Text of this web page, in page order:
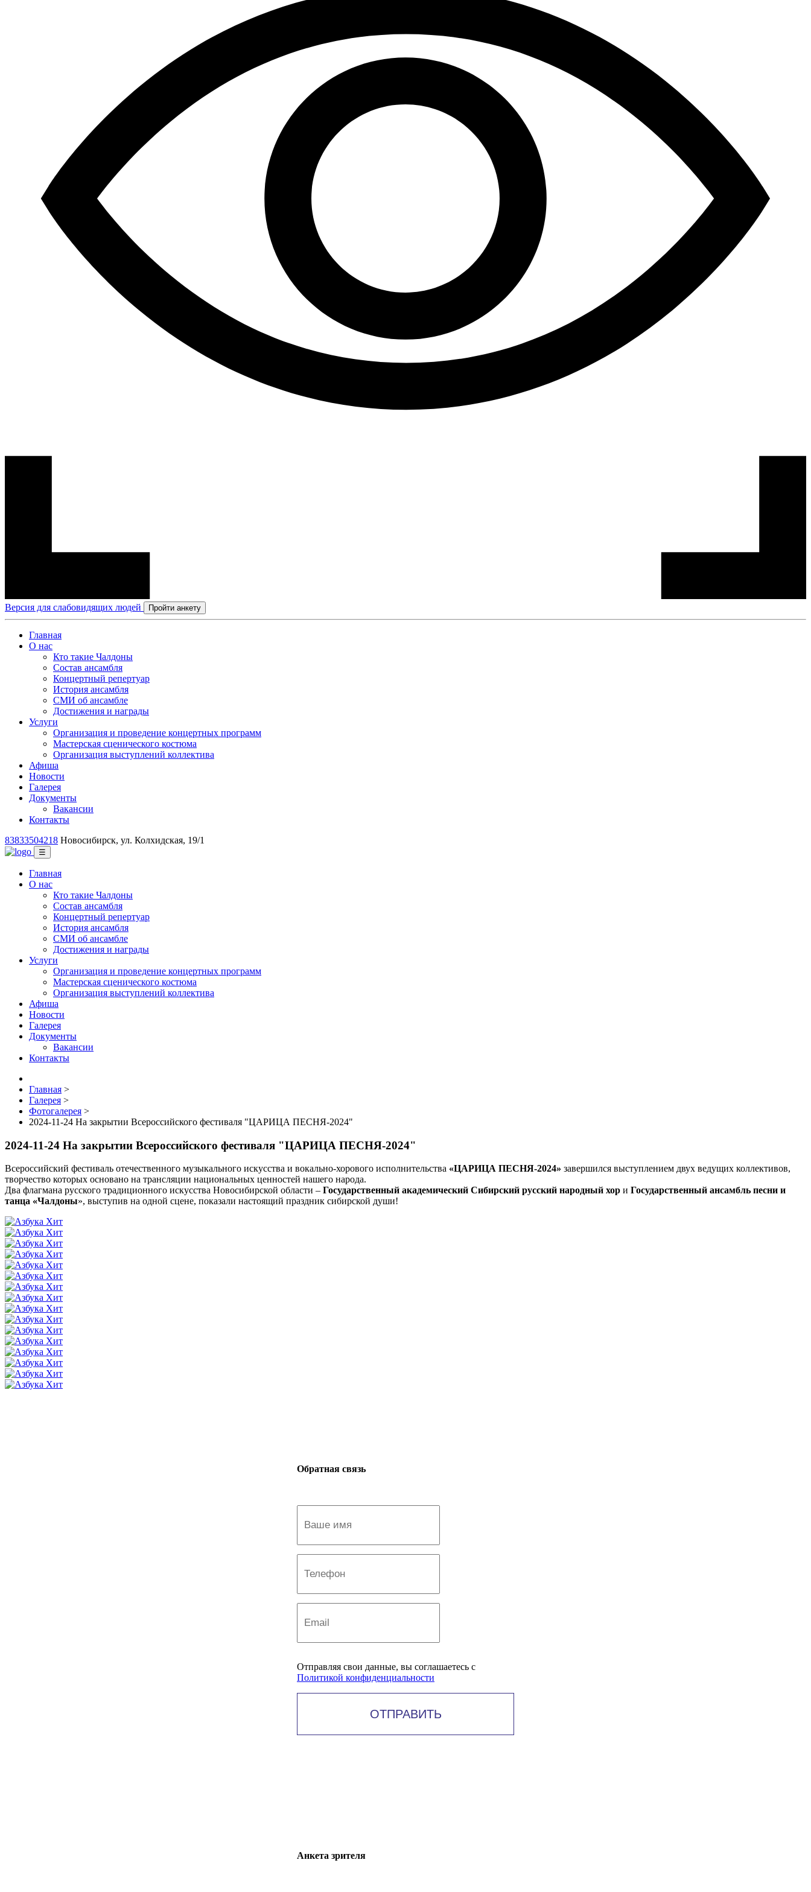
Версия для слабовидящих людей Пройти анкету
Главная
О нас
Кто такие Чалдоны
Состав ансамбля
Концертный репертуар
История ансамбля
СМИ об ансамбле
Достижения и награды
Услуги
Организация и проведение концертных программ
Мастерская сценического костюма
Организация выступлений коллектива
Афиша
Новости
Галерея
Документы
Вакансии
Контакты
83833504218 Новосибирск, ул. Колхидская, 19/1
☰
Главная
О нас
Кто такие Чалдоны
Состав ансамбля
Концертный репертуар
История ансамбля
СМИ об ансамбле
Достижения и награды
Услуги
Организация и проведение концертных программ
Мастерская сценического костюма
Организация выступлений коллектива
Афиша
Новости
Галерея
Документы
Вакансии
Контакты
Главная >
Галерея >
Фотогалерея >
2024-11-24 На закрытии Всероссийского фестиваля "ЦАРИЦА ПЕСНЯ-2024"
2024-11-24 На закрытии Всероссийского фестиваля "ЦАРИЦА ПЕСНЯ-2024"
Всероссийский фестиваль отечественного музыкального искусства и вокально-хорового исполнительства «ЦАРИЦА ПЕСНЯ-2024» завершился выступлением двух ведущих коллективов,
творчество которых основано на трансляции национальных ценностей нашего народа.
Два флагмана русского традиционного искусства Новосибирской области – Государственный академический Сибирский русский народный хор и Государственный ансамбль песни и
танца «Чалдоны», выступив на одной сцене, показали настоящий праздник сибирской души!
Обратная связь
Отправляя свои данные, вы соглашаетесь с
Политикой конфиденциальности
ОТПРАВИТЬ
Анкета зрителя